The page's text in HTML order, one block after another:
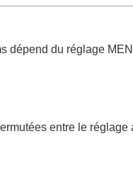
dépend du réglage
entre le